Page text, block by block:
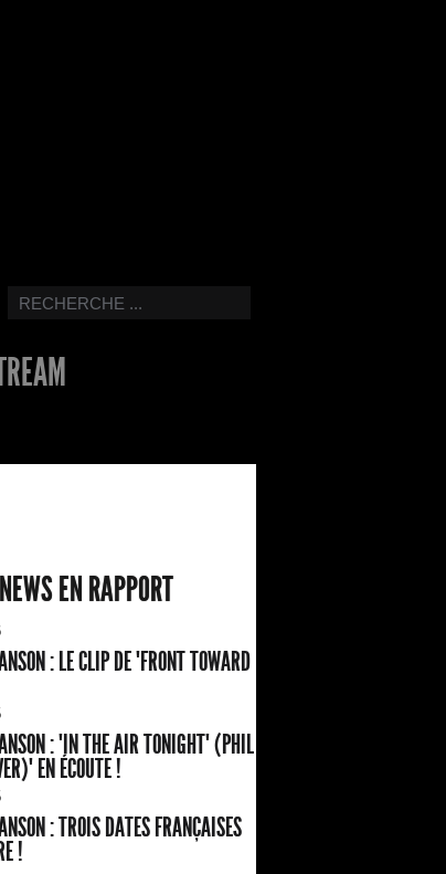
NEWS EN RAPPORT
: LE CLIP DE "FRONT TOWARD
: "IN THE AIR TONIGHT" (PHIL
EN ÉCOUTE !
: TROIS DATES FRANÇAISES
!